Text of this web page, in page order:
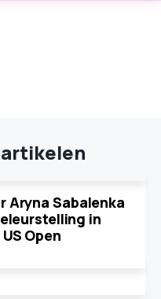
Aryna Sabalenka
in
Open